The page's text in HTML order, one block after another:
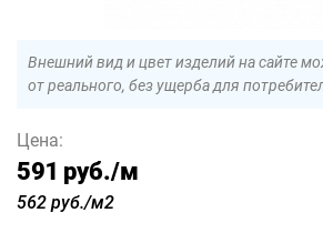
Внешний вид и цвет изделий на сайте
от реального, без ущерба для
Цена:
591 руб./м
562 руб./м2